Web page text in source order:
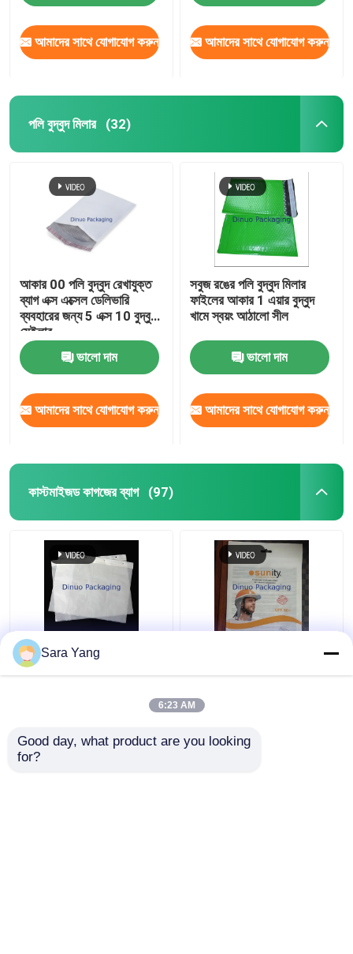
আমাদের সাথে যোগাযোগ করুন আমাদের সাথে যোগাযোগ করুন
পলি বুদ্বুদ মিলার (32)
আকার 00 পলি বুদ্বুদ রেখাযুক্ত
ব্যাগ এক্স এক্সেল ডেলিভারি
ব্যবহারের জন্য 5 এক্স 10 বুদ্বুদ
মেইলার
ভালো দাম
আমাদের সাথে যোগাযোগ করুন
সবুজ রঙের পলি বুদ্বুদ মিলার
ফাইলের আকার 1 এয়ার বুদ্বুদ
খামে স্বয়ং আঠালো সীল
ভালো দাম
আমাদের সাথে যোগাযোগ করুন
কাস্টমাইজড কাগজের ব্যাগ (97)
চার-মাত্রিক কন্টিনিউম গ্লাসিন
পেপার ব্যাগ
Sara Yang
6:23 AM
Good day, what product are you looking
for?